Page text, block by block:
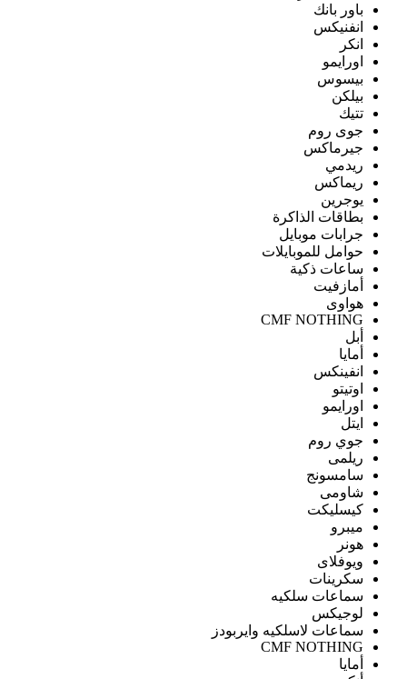
باور بانك
انفنيكس
انكر
اورايمو
بيسوس
بيلكن
تتيك
جوى روم
جيرماكس
ريدمي
ريماكس
يوجرين
بطاقات الذاكرة
جرابات موبايل
حوامل للموبايلات
ساعات ذكية
أمازفيت
هواوى
CMF NOTHING
أبل
أمايا
انفينكس
اوتيتو
اورايمو
ايتل
جوي روم
ريلمى
سامسونج
شاومى
كيسليكت
ميبرو
هونر
ويوفلاى
سكرينات
سماعات سلكيه
لوجيكس
سماعات لاسلكيه وايربودز
CMF NOTHING
أمايا